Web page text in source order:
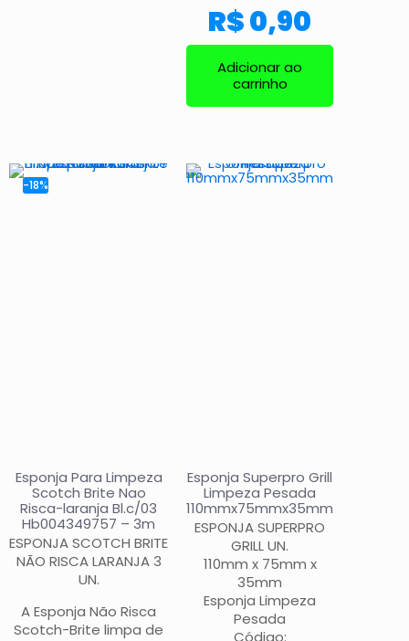
R$0,90
Adicionar ao
carrinho
-18%
Esponja Para Limpeza
Scotch Brite Nao
Risca-laranja Bl.c/03
Hb004349757 – 3m
ESPONJA SCOTCH BRITE
NÃO RISCA LARANJA 3
UN.
A Esponja Não Risca
Scotch-Brite limpa de
Esponja Superpro Grill
Limpeza Pesada
110mmx75mmx35mm
ESPONJA SUPERPRO
GRILL UN.
110mm x 75mm x
35mm
Esponja Limpeza
Pesada
Código: